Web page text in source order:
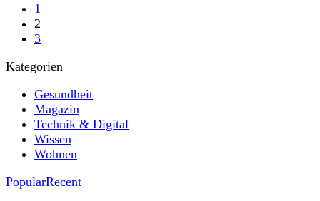
1
2
3
Kategorien
Gesundheit
Magazin
Technik & Digital
Wissen
Wohnen
PopularRecent